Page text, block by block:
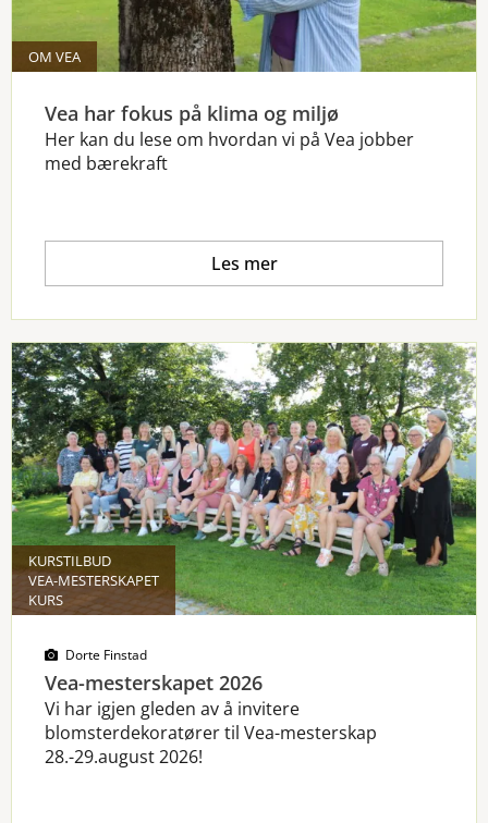
OM VEA
Vea har fokus på klima og miljø
Her kan du lese om hvordan vi på Vea jobber
med bærekraft
Les mer
KURSTILBUD
VEA-MESTERSKAPET
KURS
Dorte Finstad
Vea-mesterskapet 2026
Vi har igjen gleden av å invitere
blomsterdekoratører til Vea-mesterskap
28.-29.august 2026!